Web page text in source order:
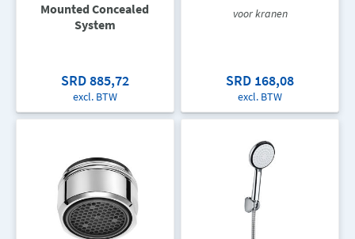
Mounted Concealed
System
SRD 885,72
excl. BTW
voor kranen
SRD 168,08
excl. BTW